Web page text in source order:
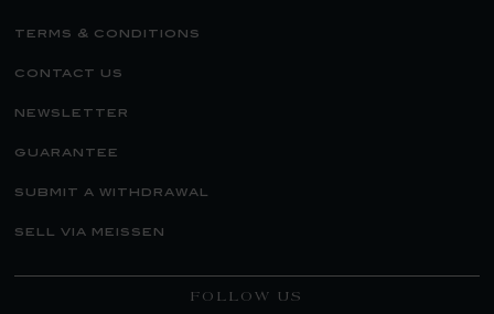
terms & conditions
contact us
newsletter
guarantee
submit a withdrawal
sell via meissen
FOLLOW US